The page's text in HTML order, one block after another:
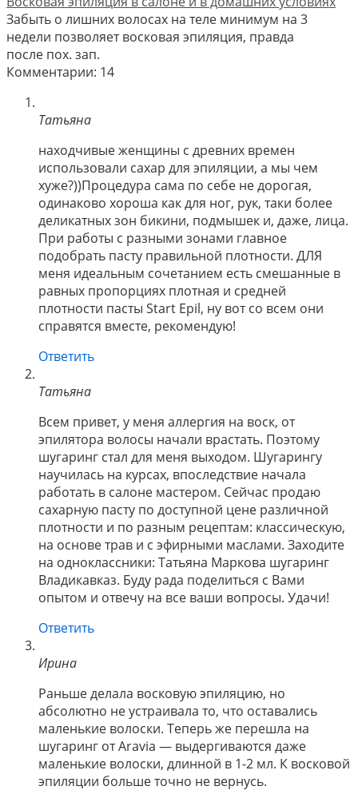
Забыть о лишних волосах на теле минимум на 3
недели позволяет восковая эпиляция, правда
после пох. зап.
Комментарии: 14
Татьяна
находчивые женщины с древних времен
использовали сахар для эпиляции, а мы чем
хуже?))Процедура сама по себе не дорогая,
одинаково хороша как для ног, рук, таки более
деликатных зон бикини, подмышек и, даже, лица.
При работы с разными зонами главное
подобрать пасту правильной плотности. ДЛЯ
меня идеальным сочетанием есть смешанные в
равных пропорциях плотная и средней
плотности пасты Start Epil, ну вот со всем они
справятся вместе, рекомендую!
Ответить
Татьяна
Всем привет, у меня аллергия на воск, от
эпилятора волосы начали врастать. Поэтому
шугаринг стал для меня выходом. Шугарингу
научилась на курсах, впоследствие начала
работать в салоне мастером. Сейчас продаю
сахарную пасту по доступной цене различной
плотности и по разным рецептам: классическую,
на основе трав и с эфирными маслами. Заходите
на одноклассники: Татьяна Маркова шугаринг
Владикавказ. Буду рада поделиться с Вами
опытом и отвечу на все ваши вопросы. Удачи!
Ответить
Ирина
Раньше делала восковую эпиляцию, но
абсолютно не устраивала то, что оставались
маленькие волоски. Теперь же перешла на
шугаринг от Aravia — выдергиваются даже
маленькие волоски, длинной в 1-2 мл. К восковой
эпиляции больше точно не вернусь.